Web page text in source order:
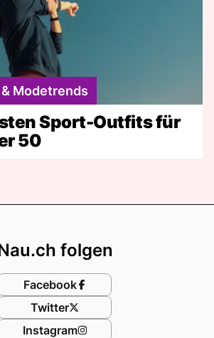
Modetrends
Sport-Outfits für
50
folgen
Facebook
Twitter
Instagram